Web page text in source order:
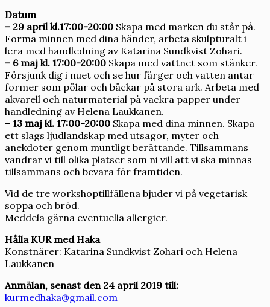
Datum
– 29 april kl.17:00-20:00 Skapa med marken du står på.
Forma minnen med dina händer, arbeta skulpturalt i
lera med handledning av Katarina Sundkvist Zohari.
– 6 maj kl. 17:00-20:00 Skapa med vattnet som stänker.
Försjunk dig i nuet och se hur färger och vatten antar
former som pölar och bäckar på stora ark. Arbeta med
akvarell och naturmaterial på vackra papper under
handledning av Helena Laukkanen.
– 13 maj kl. 17:00-20:00 Skapa med dina minnen. Skapa
ett slags ljudlandskap med utsagor, myter och
anekdoter genom muntligt berättande. Tillsammans
vandrar vi till olika platser som ni vill att vi ska minnas
tillsammans och bevara för framtiden.
Vid de tre workshoptillfällena bjuder vi på vegetarisk
soppa och bröd.
Meddela gärna eventuella allergier.
Hålla KUR med Haka
Konstnärer: Katarina Sundkvist Zohari och Helena
Laukkanen
Anmälan, senast den 24 april 2019 till:
kurmedhaka@gmail.com